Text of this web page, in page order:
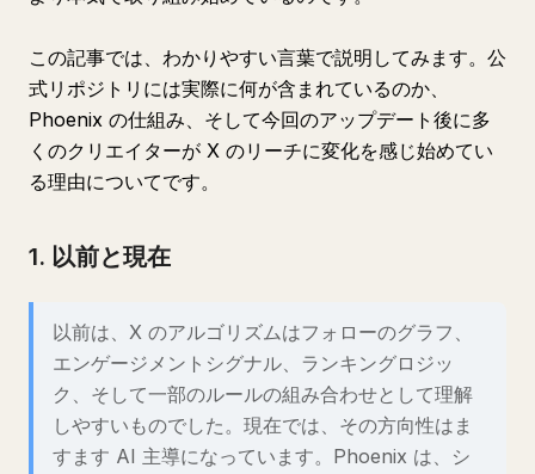
この記事では、わかりやすい言葉で説明してみます。公
式リポジトリには実際に何が含まれているのか、
Phoenix の仕組み、そして今回のアップデート後に多
くのクリエイターが X のリーチに変化を感じ始めてい
る理由についてです。
1. 以前と現在
以前は、X のアルゴリズムはフォローのグラフ、
エンゲージメントシグナル、ランキングロジッ
ク、そして一部のルールの組み合わせとして理解
しやすいものでした。現在では、その方向性はま
すます AI 主導になっています。Phoenix は、シ